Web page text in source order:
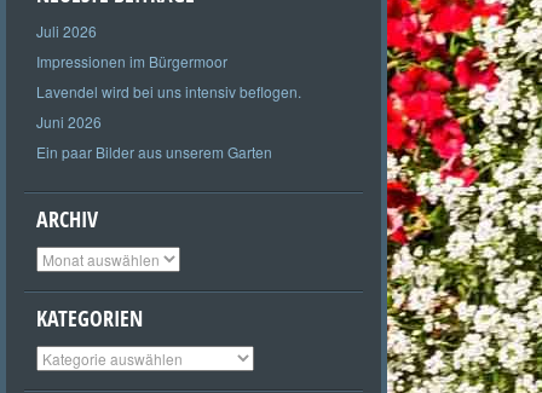
Juli 2026
Impressionen im Bürgermoor
Lavendel wird bei uns intensiv beflogen.
Juni 2026
Ein paar Bilder aus unserem Garten
ARCHIV
Archiv
KATEGORIEN
Kategorien